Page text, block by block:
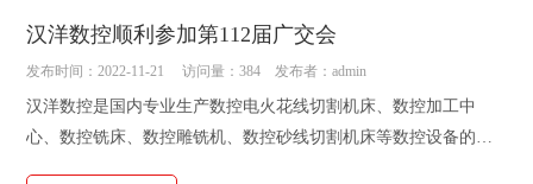
汉洋数控顺利参加第112届广交会
发布时间：2022-11-21 访问量：384 发布者：admin
汉洋数控是国内专业生产数控电火花线切割机床、数控加工中
心、数控铣床、数控雕铣机、数控砂线切割机床等数控设备的高